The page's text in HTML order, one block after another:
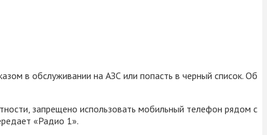
в обслуживании на АЗС или попасть в черный список. Об
запрещено использовать мобильный телефон рядом с
«Радио 1».